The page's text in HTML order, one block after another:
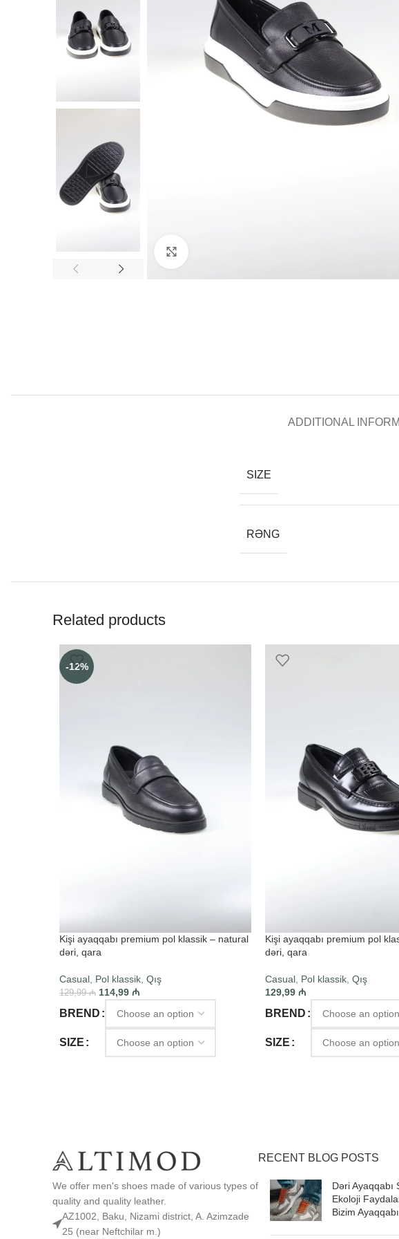
ADDITIONAL
SIZE
RƏNG
Related products
-12%
Kişi ayaqqabı premium pol klassik – natural
dəri, qara
Casual Pol klassik Qış
129,99₼ 114,99 ₼
BREND
SIZE
Kişi ayaqqabı premium pol
dəri, qara
Casual Pol klassik Qış
129,99 ₼
BREND
SIZE
We offer men's shoes made of various types of
quality and quality leather.
AZ1002, Baku, Nizami district, A. Azimzade
25 (near Neftchilar m.)
RECENT BLOG POSTS
Dəri Ayaqqabı
Ekoloji
Bizim